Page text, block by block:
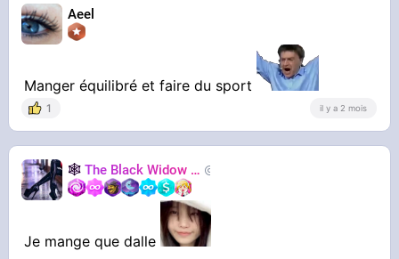
Aeel
Manger équilibré et faire du sport
1 il y a 2 mois
🕸️ The Black Widow 🕷️
Je mange que dalle